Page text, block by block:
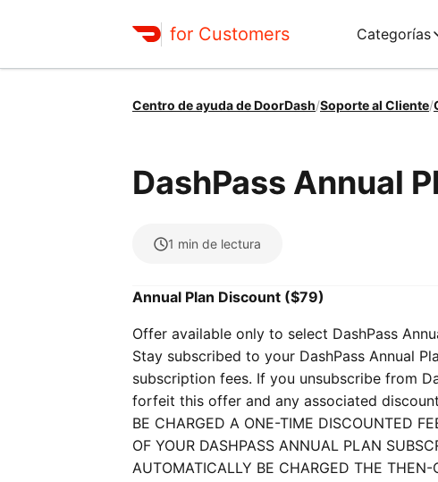
for Customers Categorías
Centro de ayuda de DoorDash/Soporte al Cliente/
DashPass Annual
1 min de lectura
Annual Plan Discount ($79)
Offer available only to select DashPass
Stay subscribed to your DashPass Annual
subscription fees. If you unsubscribe from
forfeit this offer and any associated discount.
BE CHARGED A ONE-TIME DISCOUNTED
OF YOUR DASHPASS ANNUAL PLAN
AUTOMATICALLY BE CHARGED THE THEN-